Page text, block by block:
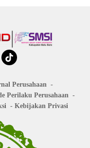
Perusahaan
Perilaku Perusahaan
Kebijakan Privasi